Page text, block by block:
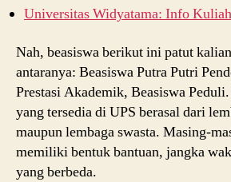
Universitas Widyatama: Info
Nah, beasiswa berikut ini patut
antaranya: Beasiswa Putra Putri
Prestasi Akademik, Beasiswa
yang tersedia di UPS berasal dari
maupun lembaga swasta. Masing-
memiliki bentuk bantuan, jangka
yang berbeda.